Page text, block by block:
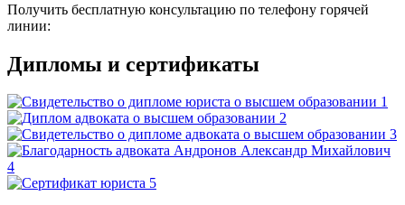
Получить бесплатную консультацию по телефону горячей
линии:
Дипломы и сертификаты